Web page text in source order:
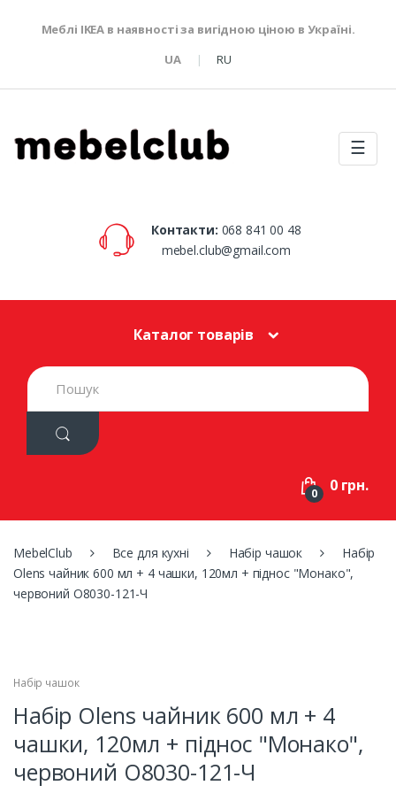
Меблі IKEA в наявності за вигідною ціною в Україні.
UA
RU
☰
Контакти: 068 841 00 48
mebel.club@gmail.com
Каталог товарів
S
e
h
:
0 0 грн.
MebelClub Все для кухні Набір чашок
Набір
Olens чайник 600 мл + 4 чашки, 120мл + піднос "Монако",
червоний O8030-121-Ч
Набір чашок
Набір Olens чайник 600 мл + 4
чашки, 120мл + піднос "Монако",
червоний O8030-121-Ч